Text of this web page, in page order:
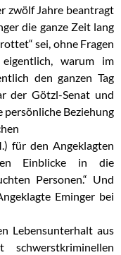
zwölf Jahre beantragt
die ganze Zeit lang
sei, ohne Fragen
warum im
den ganzen Tag
der Götzl-Senat und
Beziehung
für den Angeklagten
Einblicke in die
Personen.“ Und
Eminger bei
Lebensunterhalt aus